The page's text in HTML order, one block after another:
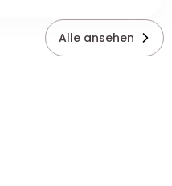
Alle ansehen